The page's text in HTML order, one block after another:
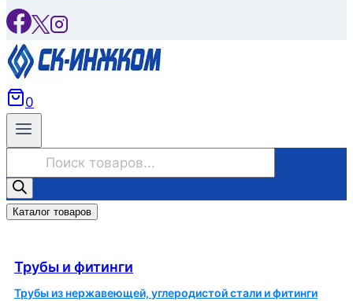
0
товаров
Каталог товаров
Трубы и фитинги
Трубы из нержавеющей, углеродистой стали и фитинги